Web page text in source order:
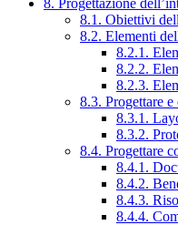
8.1. Obiettivi
8.2. Elementi
8.2.1.
8.2.2.
8.2.3.
8.3. Progettare
8.3.1.
8.3.2.
8.4. Progettare
8.4.1.
8.4.2.
8.4.3.
8.4.4.